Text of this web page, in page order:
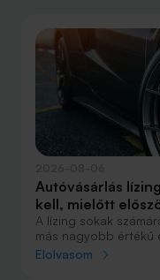
Autóvásárlás
kell, mielőtt
A lízing sokak
más nagyobb értékű
anélkül, hogy azt egy
Elolvasom